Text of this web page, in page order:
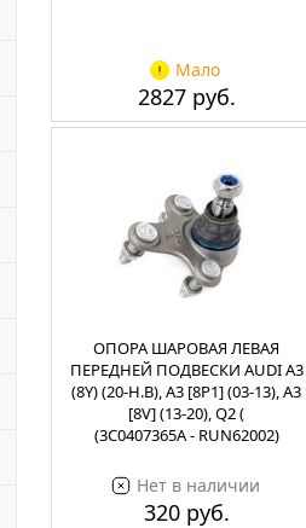
Мало
2827 руб.
ОПОРА ШАРОВАЯ ЛЕВАЯ
ПЕРЕДНЕЙ ПОДВЕСКИ AUDI A3
(8Y) (20-Н.В), A3 [8P1] (03-13), A3
[8V] (13-20), Q2 (
(3C0407365A - RUN62002)
Нет в наличии
320 руб.